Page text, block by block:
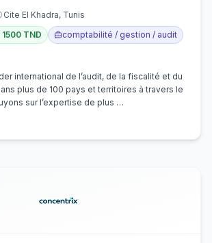
Cite El Khadra, Tunis
TND
comptabilité / gestion / audit
international de l’audit, de la fiscalité et du
plus de 100 pays et territoires à travers le
sur l’expertise de plus …